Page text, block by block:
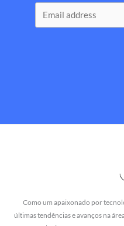
Como um apaixonado por
últimas tendências e avanços na